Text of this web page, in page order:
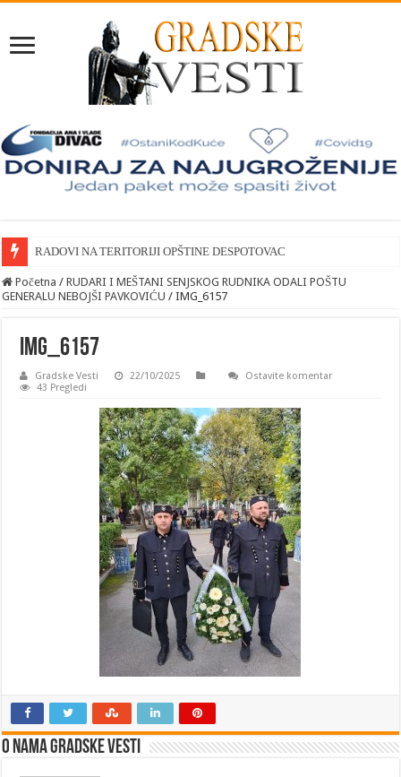
RADOVI NA TERITORIJI OPŠTINE DESPOTOVAC
Početna / RUDARI I MEŠTANI SENJSKOG RUDNIKA ODALI POŠTU
GENERALU NEBOJŠI PAVKOVIĆU / IMG_6157
IMG_6157
Gradske Vesti 22/10/2025
Ostavite komentar
43 Pregledi
O nama Gradske Vesti